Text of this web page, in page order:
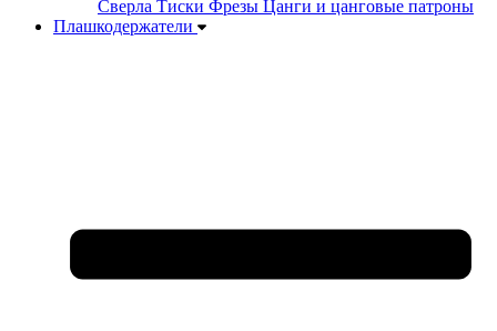
Сверла Тиски Фрезы Цанги и цанговые патроны
Плашкодержатели